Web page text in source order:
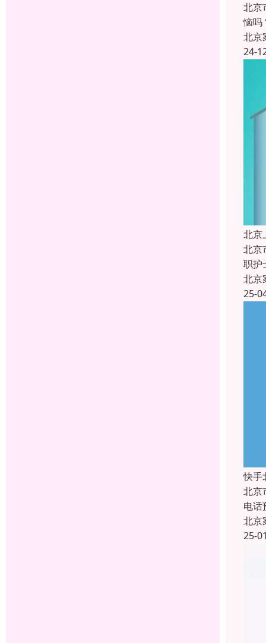
北京
恼吗
北京
24-
北京
北京
职护
北京
25-
快手
北京
电话
北京
25-